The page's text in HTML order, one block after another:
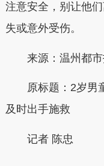
注意安全，别让他
失或意外受伤。
来源：温州都市
原标题：2岁男童
及时出手施救
记者 陈忠